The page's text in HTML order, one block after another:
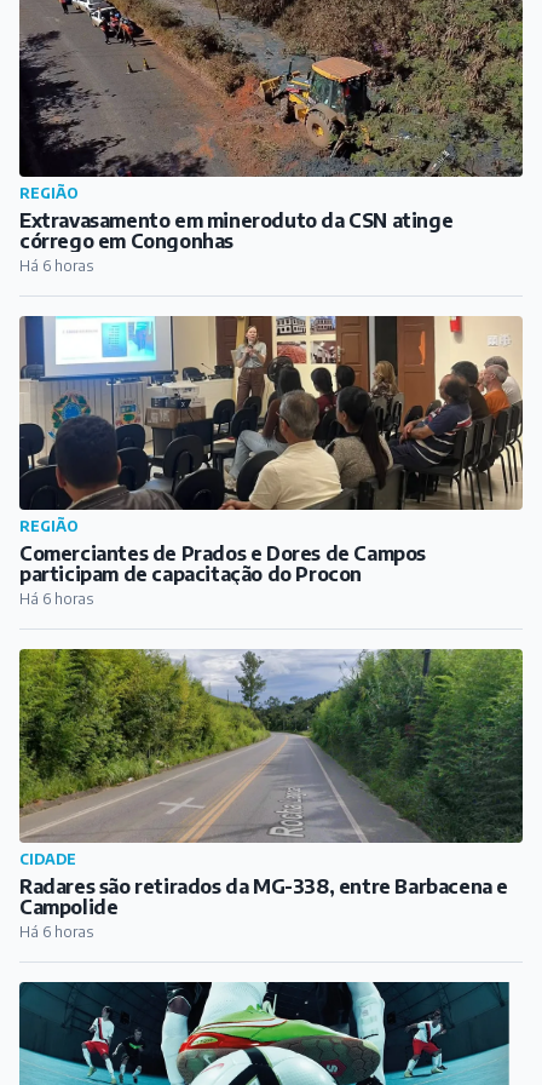
REGIÃO
Extravasamento em mineroduto da CSN atinge
córrego em Congonhas
Há 6 horas
REGIÃO
Comerciantes de Prados e Dores de Campos
participam de capacitação do Procon
Há 6 horas
CIDADE
Radares são retirados da MG-338, entre Barbacena e
Campolide
Há 6 horas